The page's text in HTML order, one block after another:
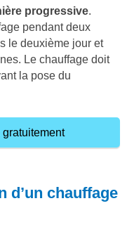
progressive.
pendant deux
le deuxième jour et
Le chauffage doit
la pose du
d’un chauffage